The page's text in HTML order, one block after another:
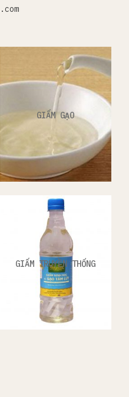
GIẤM GẠO
GIẤM TRUYỀN THỐNG